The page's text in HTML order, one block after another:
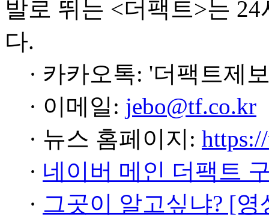
발로 뛰는 <더팩트>는
다.
· 카카오톡: '더팩트제
· 이메일: jebo@tf.co.kr
· 뉴스 홈페이지:
· 네이버 메인 더팩트
· 그곳이 알고싶냐? [